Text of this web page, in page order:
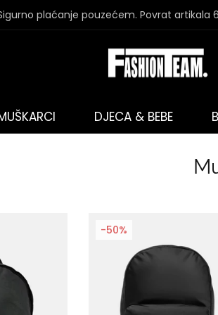
plaćanje pouzećem. Povrat artikala
DJECA & BEBE
-50%